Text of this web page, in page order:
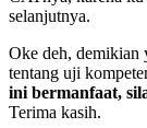
selanjutnya.
Oke deh, demikian
tentang uji
ini bermanfaat,
Terima kasih.